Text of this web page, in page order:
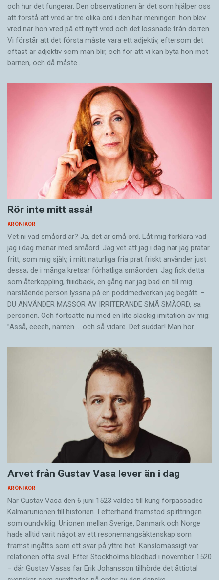
och hur det fungerar. Den ­observationen är det som hjälper oss
att förstå att vred är tre olika ord i den här meningen: hon blev
vred när hon vred på ett nytt vred och det lossnade från dörren.
Vi förstår att det första måste vara ett adjektiv, eftersom det
oftast är adjektiv som man blir, och för att vi kan byta hon mot
barnen, och då måste…
Rör inte mitt asså!
KRÖNIKOR
Vet ni vad småord är? Ja, det är små ord. Låt mig förklara vad
jag i dag menar med småord. Jag vet att jag i dag när jag pratar
fritt, som mig själv, i mitt naturliga fria prat friskt använder just
dessa; de i många kretsar förhatliga småorden. Jag fick detta
som återkoppling, fiiiidback, en gång när jag bad en till mig
närstående person lyssna på en poddmedverkan jag begått. –
DU ANVÄNDER MASSOR AV IRRITERANDE SMÅ SMÅORD, sa
personen. Och fortsatte nu med en lite slaskig imitation av mig:
”Asså, eeeeh, nämen … och så vidare. Det suddar! Man hör…
Arvet från Gustav Vasa lever än i dag
KRÖNIKOR
När Gustav Vasa den 6 juni 1523 ­valdes till kung förpassades
Kalmar­unionen till historien. I efterhand framstod splittringen
som ound­viklig. ­Unionen ­mellan Sverige, Danmark och ­Norge
hade alltid varit något av ett resonemangs­äkten­skap som
främst ingåtts som ett svar på yttre hot. ­Känslomässigt var
rela­tionen ofta sval. Efter Stockholms blodbad i novem­ber 1520
– där Gustav ­Vasas far Erik ­Johans­son tillhörde det åttiotal